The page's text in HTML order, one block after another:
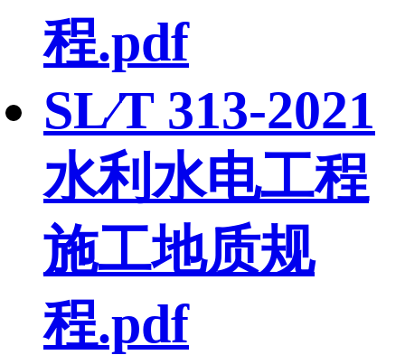
程.pdf
SL∕T 313-2021
水利水电工程
施工地质规
程.pdf